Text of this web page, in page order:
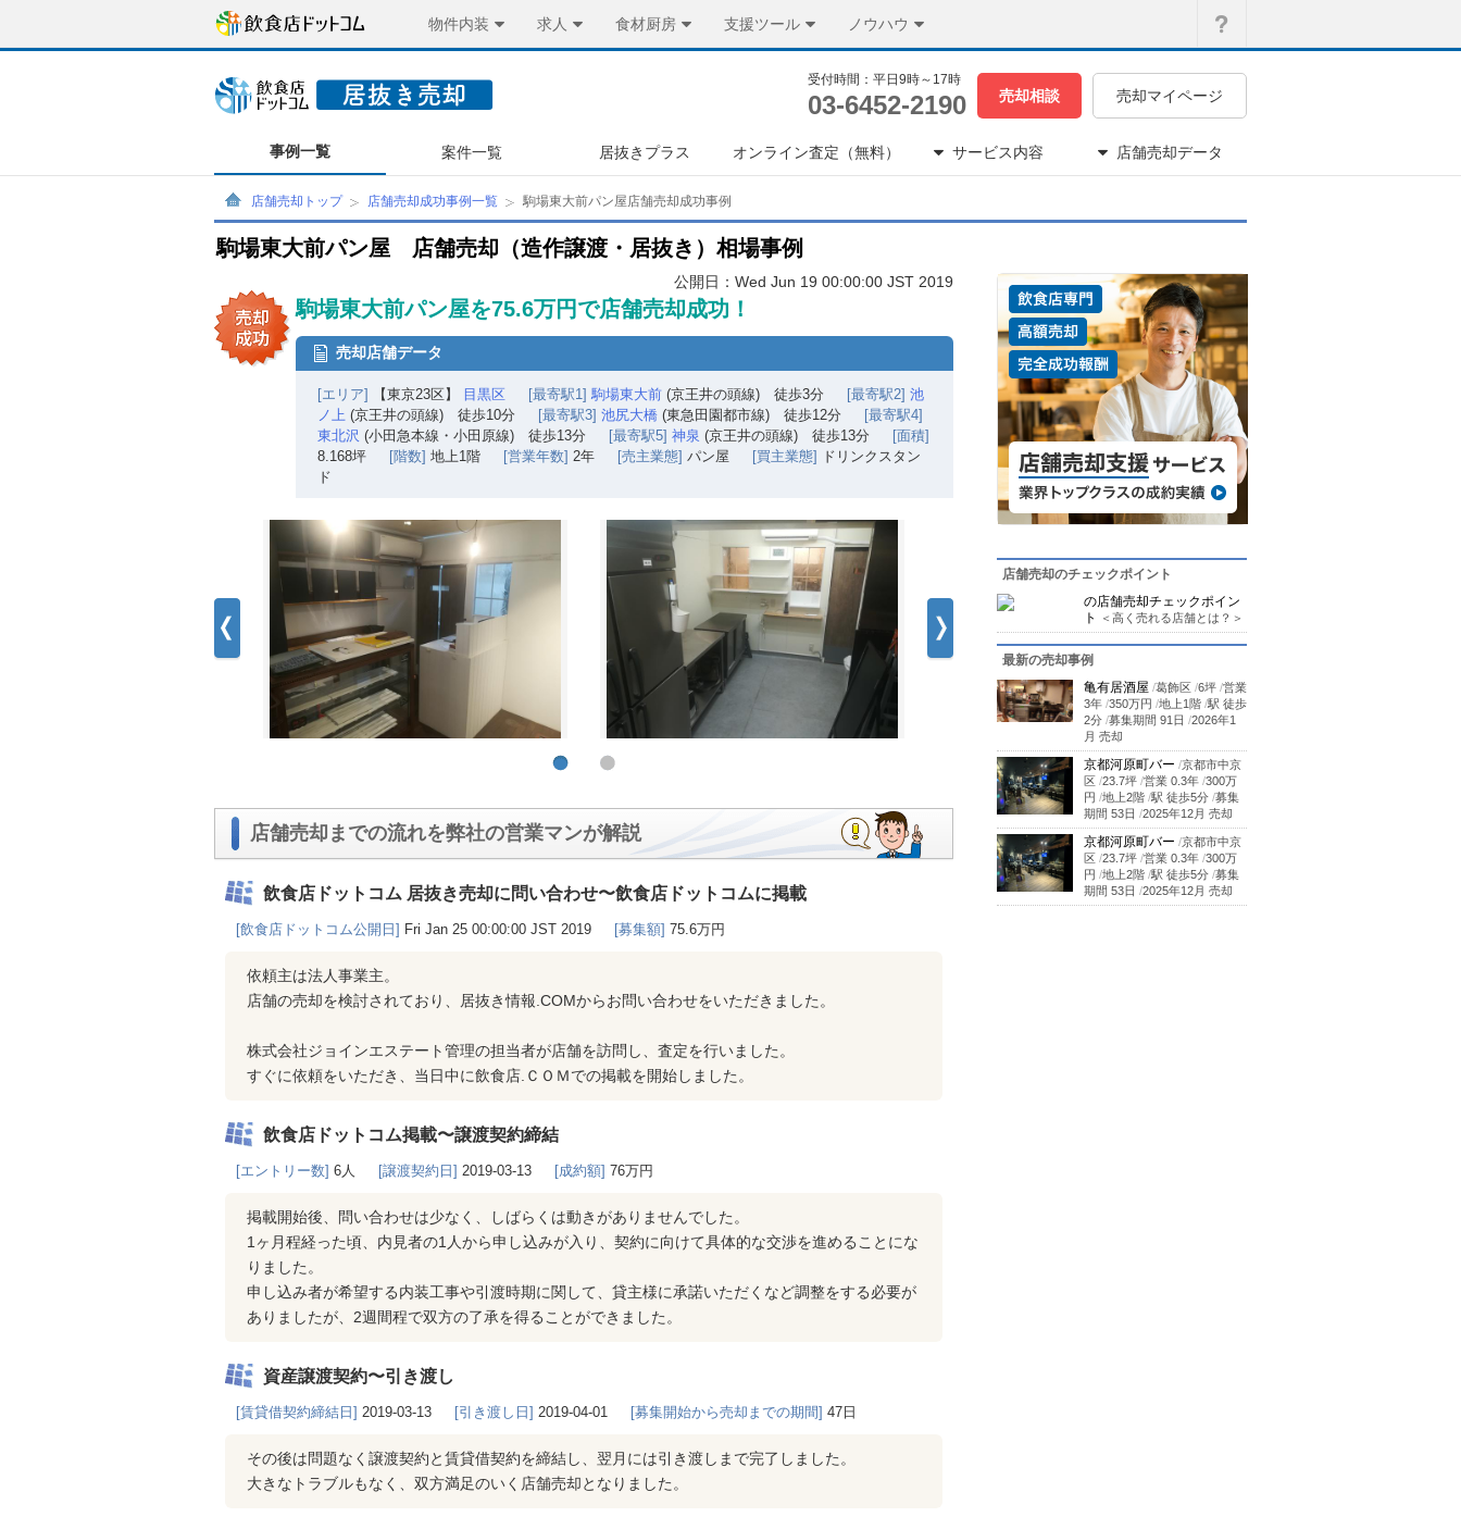
物件内装 求人 食材厨房 支援ツール ノウハウ
受付時間：平日9時～17時
03-6452-2190 売却相談 売却マイページ
事例一覧 案件一覧 居抜きプラス オンライン査定（無料） サービス内容 店舗売却データ
店舗売却トップ 店舗売却成功事例一覧 駒場東大前パン屋店舗売却成功事例
駒場東大前パン屋 店舗売却（造作譲渡・居抜き）相場事例
公開日：Wed Jun 19 00:00:00 JST 2019
駒場東大前パン屋を75.6万円で店舗売却成功！
売却店舗データ
[エリア] 【東京23区】 目黒区 [最寄駅1] 駒場東大前 (京王井の頭線) 徒歩3分 [最寄駅2] 池
ノ上 (京王井の頭線) 徒歩10分 [最寄駅3] 池尻大橋 (東急田園都市線) 徒歩12分
[最寄駅4]
東北沢 (小田急本線・小田原線) 徒歩13分 [最寄駅5] 神泉 (京王井の頭線) 徒歩13分
[面積]
8.168坪
[階数] 地上1階 [営業年数] 2年 [売主業態] パン屋 [買主業態]
ドリンクスタン
ド
店舗売却までの流れを弊社の営業マンが解説
飲食店ドットコム 居抜き売却に問い合わせ〜飲食店ドットコムに掲載
[飲食店ドットコム公開日] Fri Jan 25 00:00:00 JST 2019 [募集額] 75.6万円
依頼主は法人事業主。
店舗の売却を検討されており、居抜き情報.COMからお問い合わせをいただきました。
株式会社ジョインエステート管理の担当者が店舗を訪問し、査定を行いました。
すぐに依頼をいただき、当日中に飲食店.ＣＯＭでの掲載を開始しました。
飲食店ドットコム掲載〜譲渡契約締結
[エントリー数] 6人 [譲渡契約日] 2019-03-13 [成約額] 76万円
掲載開始後、問い合わせは少なく、しばらくは動きがありませんでした。
1ヶ月程経った頃、内見者の1人から申し込みが入り、契約に向けて具体的な交渉を進めることにな
りました。
申し込み者が希望する内装工事や引渡時期に関して、貸主様に承諾いただくなど調整をする必要が
ありましたが、2週間程で双方の了承を得ることができました。
資産譲渡契約〜引き渡し
[賃貸借契約締結日] 2019-03-13 [引き渡し日] 2019-04-01 [募集開始から売却までの期間] 47日
その後は問題なく譲渡契約と賃貸借契約を締結し、翌月には引き渡しまで完了しました。
大きなトラブルもなく、双方満足のいく店舗売却となりました。
店舗売却のチェックポイント
の店舗売却チェックポイン
ト
＜高く売れる店舗とは？＞
最新の売却事例
亀有居酒屋 /葛飾区 /6坪 /営業
3年 /350万円 /地上1階 /駅 徒歩
2分 /募集期間 91日 /2026年1
月 売却
京都河原町バー /京都市中京
区 /23.7坪 /営業 0.3年 /300万
円 /地上2階 /駅 徒歩5分 /募集
期間 53日 /2025年12月 売却
京都河原町バー /京都市中京
区 /23.7坪 /営業 0.3年 /300万
円 /地上2階 /駅 徒歩5分 /募集
期間 53日 /2025年12月 売却